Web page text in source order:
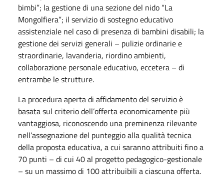
bimbi”; la gestione di una sezione del nido “La
Mongolfiera”; il servizio di sostegno educativo
assistenziale nel caso di presenza di bambini disabili; la
gestione dei servizi generali – pulizie ordinarie e
straordinarie, lavanderia, riordino ambienti,
collaborazione personale educativo, eccetera – di
entrambe le strutture.
La procedura aperta di affidamento del servizio è
basata sul criterio dell’offerta economicamente più
vantaggiosa, riconoscendo una preminenza rilevante
nell’assegnazione del punteggio alla qualità tecnica
della proposta educativa, a cui saranno attribuiti fino a
70 punti – di cui 40 al progetto pedagogico-gestionale
– su un massimo di 100 attribuibili a ciascuna offerta.